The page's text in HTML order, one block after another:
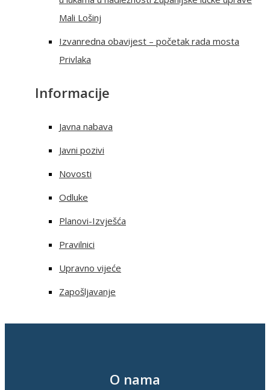
Mali Lošinj
Izvanredna obavijest – početak rada mosta
Privlaka
Informacije
Javna nabava
Javni pozivi
Novosti
Odluke
Planovi-Izvješća
Pravilnici
Upravno vijeće
Zapošljavanje
O nama